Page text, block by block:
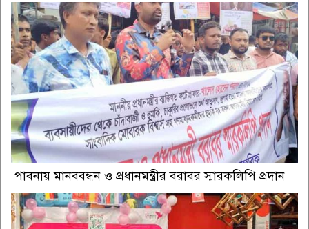
পাবনায় মানববন্ধন ও প্রধানমন্ত্রীর বরাবর স্মারকলিপি প্রদান